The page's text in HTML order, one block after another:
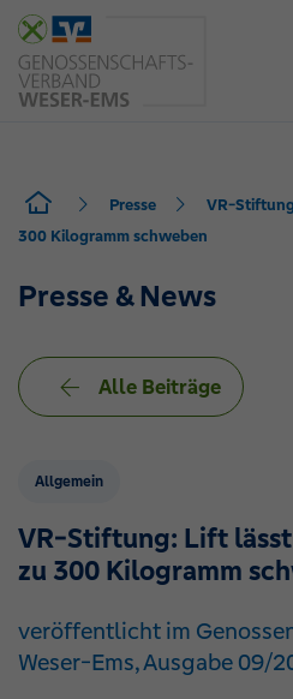
Presse
VR-
300 Kilogramm schweben
Presse & News
Alle Beiträge
Allgemein
VR-Stiftung: Lift
zu 300 Kilogramm
veröffentlicht im
Weser-Ems, Ausgabe 09/